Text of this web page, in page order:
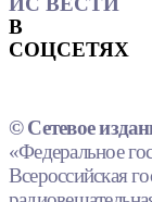
В
СОЦСЕТЯХ
© Сетевое
«Федеральное
Всероссийская